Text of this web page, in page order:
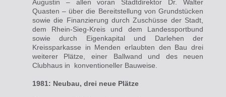
Augustin – allen voran Stadtdirektor Dr. Walter
Quasten – über die Bereitstellung von Grundstücken
sowie die Finanzierung durch Zuschüsse der Stadt,
dem Rhein-Sieg-Kreis und dem Landessportbund
sowie durch Eigenkapital und Darlehen der
Kreissparkasse in Menden erlaubten den Bau drei
weiterer Plätze, einer Ballwand und des neuen
Clubhausin konventioneller Bauweise.
1981: Neubau, drei neue Plätze